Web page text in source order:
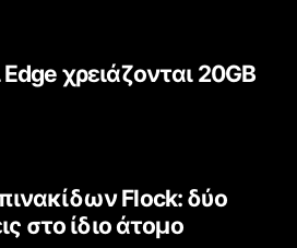
χρειάζονται 20GB
Flock: δύο
στο ίδιο άτομο